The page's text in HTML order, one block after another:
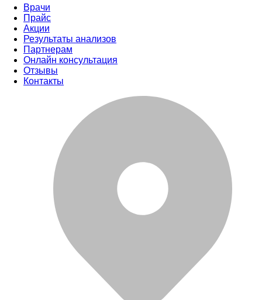
Врачи
Прайс
Акции
Результаты анализов
Партнерам
Онлайн консультация
Отзывы
Контакты